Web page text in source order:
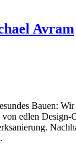
Avram
Bauen:
edlen Design-